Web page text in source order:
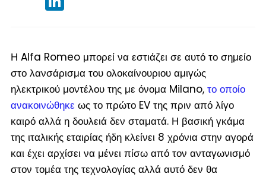
Η Alfa Romeo μπορεί να εστιάζει σε αυτό το σημείο
στο λανσάρισμα του ολοκαίνουριου αμιγώς
ηλεκτρικού μοντέλου της με όνομα Milano, το οποίο
ανακοινώθηκε ως το πρώτο EV της πριν από λίγο
καιρό αλλά η δουλειά δεν σταματά. Η βασική γκάμα
της ιταλικής εταιρίας ήδη κλείνει 8 χρόνια στην αγορά
και έχει αρχίσει να μένει πίσω από τον ανταγωνισμό
στον τομέα της τεχνολογίας αλλά αυτό δεν θα